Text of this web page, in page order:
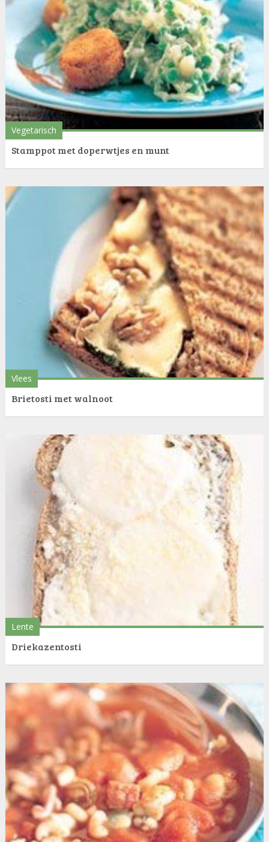
Vegetarisch
Stamppot met doperwtjes en munt
Vlees
Brietosti met walnoot
Lente
Driekazentosti